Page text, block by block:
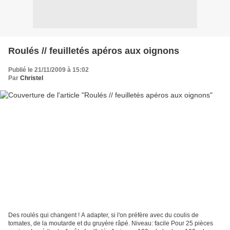
Roulés // feuilletés apéros aux oignons
Publié le 21/11/2009 à 15:02
Par Christel
Des roulés qui changent ! A adapter, si l'on préfère avec du coulis de
tomates, de la moutarde et du gruyère râpé. Niveau: facile Pour 25 pièces